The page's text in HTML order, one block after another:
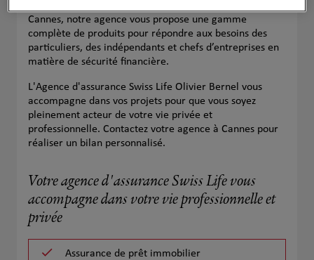
Cannes, notre agence vous propose une gamme
complète de produits pour répondre aux besoins des
particuliers, des indépendants et chefs d’entreprises en
matière de sécurité financière.
L'Agence d'assurance Swiss Life Olivier Bernel vous
accompagne dans vos projets pour que vous soyez
pleinement acteur de votre vie privée et
professionnelle. Contactez votre agence à Cannes pour
réaliser un bilan personnalisé.
Votre agence d'assurance Swiss Life vous
accompagne dans votre vie professionnelle et
privée
Assurance de prêt immobilier